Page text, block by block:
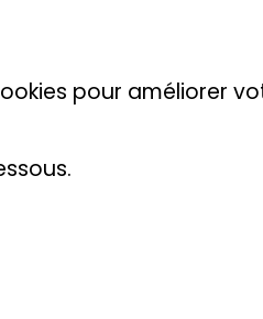
pour améliorer